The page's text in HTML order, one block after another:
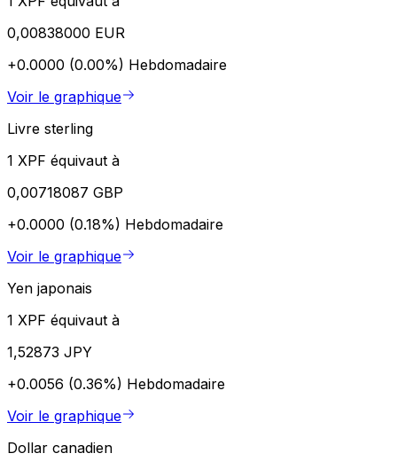
0,00838000 EUR
+0.0000 (0.00%) Hebdomadaire
Voir le graphique
Livre sterling
1 XPF équivaut à
0,00718087 GBP
+0.0000 (0.18%) Hebdomadaire
Voir le graphique
Yen japonais
1 XPF équivaut à
1,52873 JPY
+0.0056 (0.36%) Hebdomadaire
Voir le graphique
Dollar canadien